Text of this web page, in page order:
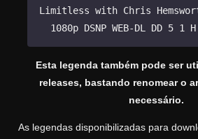
Limitless with Chris
1080p DSNP WEB-DL DD 5 1
Esta legenda também pode ser
releases, bastando renomear o
necessário.
As legendas disponibilizadas para